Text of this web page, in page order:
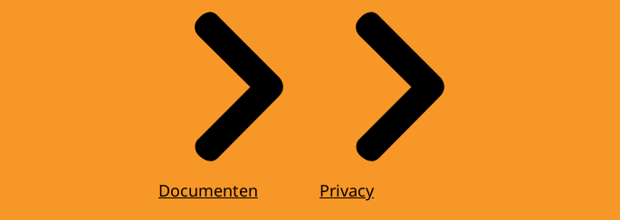
Documenten Privacy